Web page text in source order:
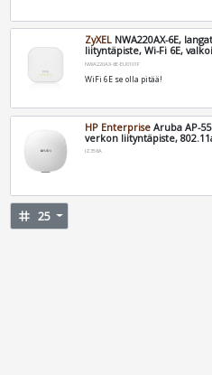
ZyXEL NWA220AX-6E,
liityntäpiste, Wi-Fi 6E,
NWA220AX-6E-EU0101F
WiFi 6E se olla pitää!
HP Enterprise Aruba AP-
verkon liityntäpiste,
JZ356A
tag 25